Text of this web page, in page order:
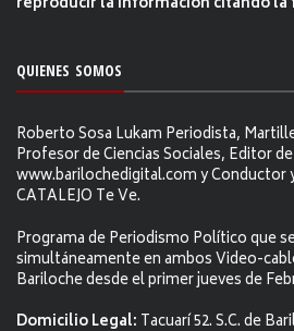
reproducir la información citándo la
QUIENES SOMOS
Roberto Sosa Lukam Periodista,
Profesor de Ciencias Sociales, Editor de
www.barilochedigital.com y Conductor
CATALEJO Te Ve.
Programa de Periodismo Político que
simultáneamente en ambos Video-
Bariloche desde el primer jueves de
Domicilio Legal: Tacuarí 52. S.C. de